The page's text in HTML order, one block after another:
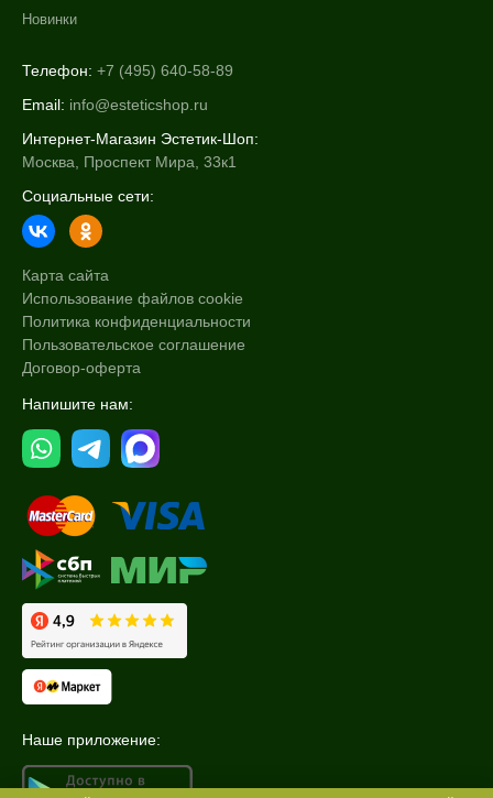
Новинки
Телефон: +7 (495) 640-58-89
Email: info@esteticshop.ru
Интернет-Магазин Эстетик-Шоп:
Москва, Проспект Мира, 33к1
Социальные сети:
Карта сайта
Использование файлов cookie
Политика конфиденциальности
Пользовательское соглашение
Договор-оферта
Напишите нам:
Наше приложение: